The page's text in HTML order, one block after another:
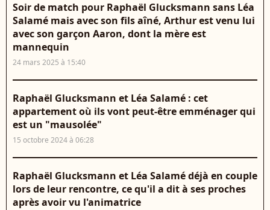
Soir de match pour Raphaël Glucksmann sans Léa
Salamé mais avec son fils aîné, Arthur est venu lui
avec son garçon Aaron, dont la mère est
mannequin
24 mars 2025 à 15:40
Raphaël Glucksmann et Léa Salamé : cet
appartement où ils vont peut-être emménager qui
est un "mausolée"
15 octobre 2024 à 06:28
Raphaël Glucksmann et Léa Salamé déjà en couple
lors de leur rencontre, ce qu'il a dit à ses proches
après avoir vu l'animatrice